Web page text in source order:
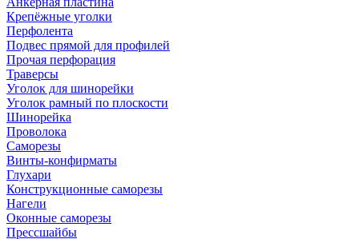
Крепёжные уголки
Перфолента
Подвес прямой для профилей
Прочая перфорация
Траверсы
Уголок для шинорейки
Уголок рамный по плоскости
Шинорейка
Проволока
Саморезы
Винты-конфирматы
Глухари
Конструкционные саморезы
Нагели
Оконные саморезы
Прессшайбы